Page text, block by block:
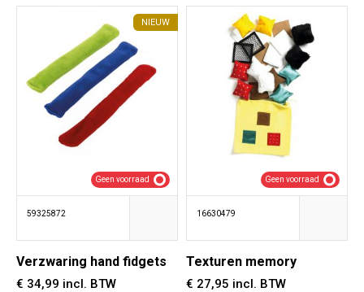
NIEUW
59325872
Geen voorraad
Verzwaring hand fidgets
€ 34,99 incl. BTW
16630479
Geen voorraad
Texturen memory
€ 27,95 incl. BTW